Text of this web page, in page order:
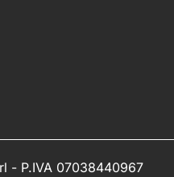
- P.IVA 07038440967